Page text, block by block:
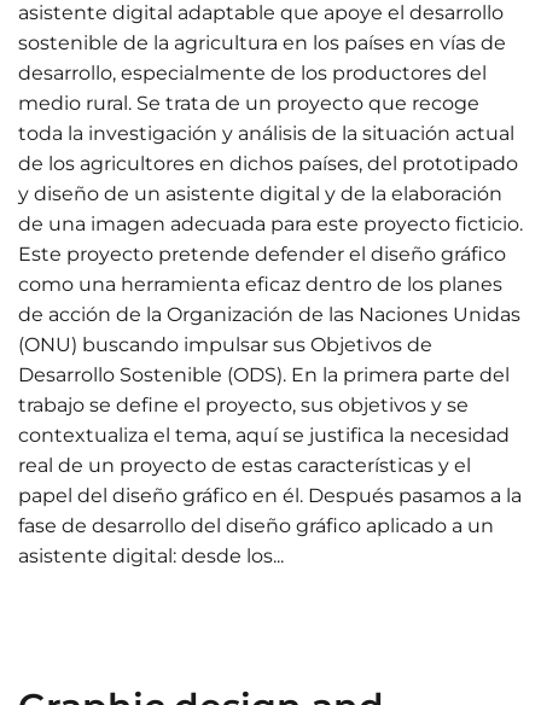
asistente digital adaptable que apoye el desarrollo
sostenible de la agricultura en los países en vías de
desarrollo, especialmente de los productores del
medio rural. Se trata de un proyecto que recoge
toda la investigación y análisis de la situación actual
de los agricultores en dichos países, del prototipado
y diseño de un asistente digital y de la elaboración
de una imagen adecuada para este proyecto ficticio.
Este proyecto pretende defender el diseño gráfico
como una herramienta eficaz dentro de los planes
de acción de la Organización de las Naciones Unidas
(ONU) buscando impulsar sus Objetivos de
Desarrollo Sostenible (ODS). En la primera parte del
trabajo se define el proyecto, sus objetivos y se
contextualiza el tema, aquí se justifica la necesidad
real de un proyecto de estas características y el
papel del diseño gráfico en él. Después pasamos a la
fase de desarrollo del diseño gráfico aplicado a un
asistente digital: desde los...